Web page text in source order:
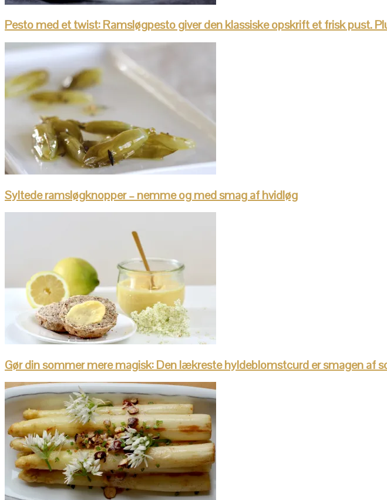
Pesto med et twist: Ramsløgpesto giver den klassiske opskrift et frisk pust.
Syltede ramsløgknopper – nemme og med smag af hvidløg
Gør din sommer mere magisk: Den lækreste hyldeblomstcurd er smagen af